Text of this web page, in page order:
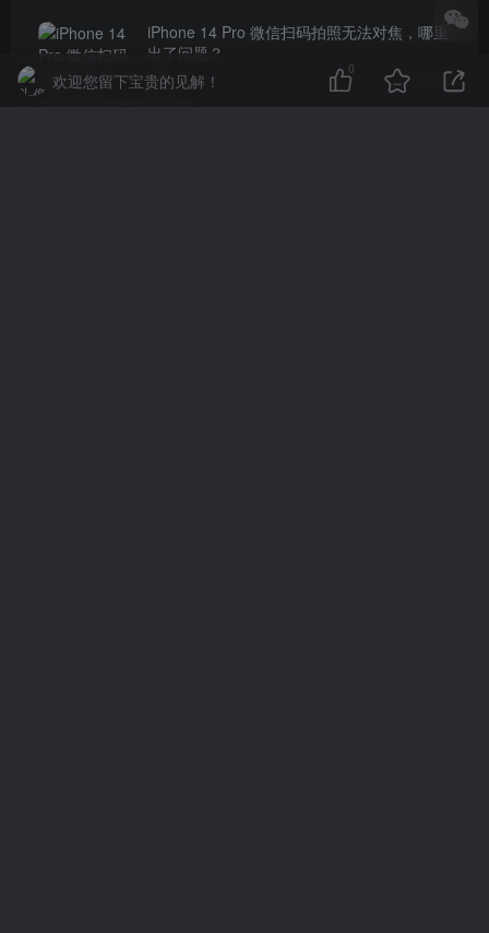
iPhone 14 Pro 微信扫码拍照无法对焦，哪里
出了问题？
4年前 621
欢迎您留下宝贵的见解！
0